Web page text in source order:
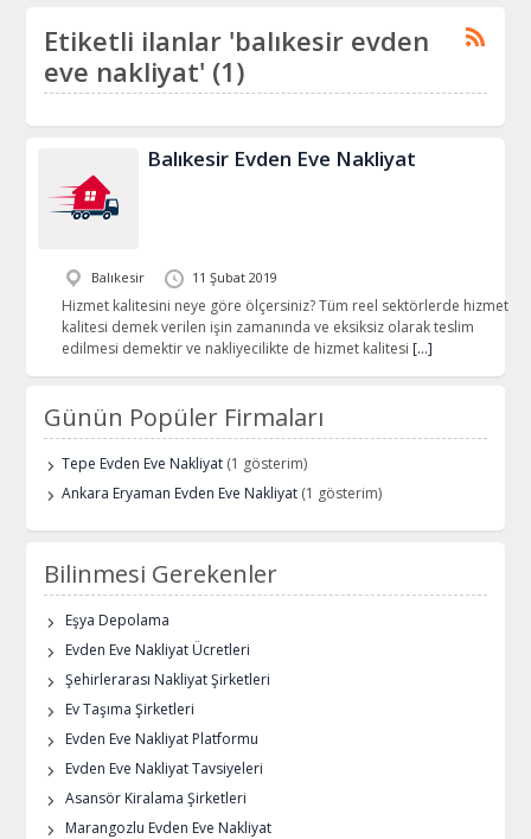
Etiketli ilanlar 'balıkesir evden
eve nakliyat' (1)
Balıkesir Evden Eve Nakliyat
Balıkesir 11 Şubat 2019
Hizmet kalitesini neye göre ölçersiniz? Tüm reel sektörlerde hizmet
kalitesi demek verilen işin zamanında ve eksiksiz olarak teslim
edilmesi demektir ve nakliyecilikte de hizmet kalitesi […]
Günün Popüler Firmaları
Tepe Evden Eve Nakliyat (1 gösterim)
Ankara Eryaman Evden Eve Nakliyat (1 gösterim)
Bilinmesi Gerekenler
Eşya Depolama
Evden Eve Nakliyat Ücretleri
Şehirlerarası Nakliyat Şirketleri
Ev Taşıma Şirketleri
Evden Eve Nakliyat Platformu
Evden Eve Nakliyat Tavsiyeleri
Asansör Kiralama Şirketleri
Marangozlu Evden Eve Nakliyat